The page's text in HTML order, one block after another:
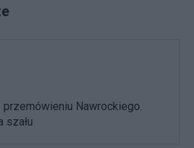
przemówieniu Nawrockiego.
szału